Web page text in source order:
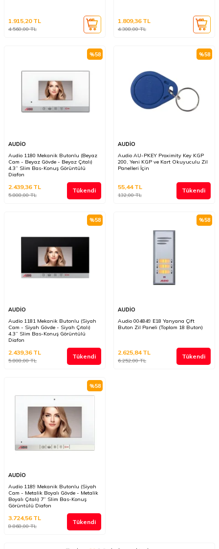
4.560,00TL
1.915,20TL
4.308,00TL
1.809,36TL
%58
AUDİO
Audio 1180 Mekanik Butonlu (Beyaz
Cam - Beyaz Gövde - Beyaz Çıtalı)
4.3” Slim Bas-Konuş Görüntülü
Diafon
5.808,00TL
2.439,36TL Tükendi
%58
AUDİO
Audio AU-PKEY Proximity Key KGP
200, Yeni KGP ve Kart Okuyuculu Zil
Panelleri İçin
132,00TL
55,44TL Tükendi
%58
AUDİO
Audio 1181 Mekanik Butonlu (Siyah
Cam - Siyah Gövde - Siyah Çıtalı)
4.3” Slim Bas-Konuş Görüntülü
Diafon
5.808,00TL
2.439,36TL Tükendi
%58
AUDİO
Audio 004849 E18 Yanyana Çift
Buton Zil Paneli (Toplam 18 Buton)
6.252,00TL
2.625,84TL Tükendi
%58
AUDİO
Audio 1189 Mekanik Butonlu (Siyah
Cam - Metalik Boyalı Gövde - Metalik
Boyalı Çıtalı) 7” Slim Bas-Konuş
Görüntülü Diafon
8.868,00TL
3.724,56TL Tükendi